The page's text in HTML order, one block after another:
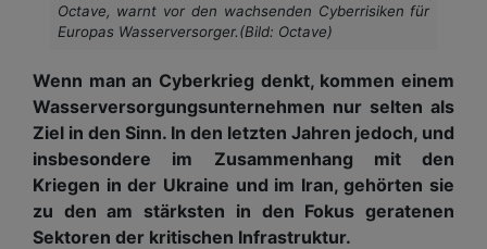
Octave, warnt vor den wachsenden Cyberrisiken für
Europas Wasserversorger.(Bild: Octave)
Wenn man an Cyberkrieg denkt, kommen einem
Wasserversorgungsunternehmen nur selten als
Ziel in den Sinn. In den letzten Jahren jedoch, und
insbesondere im Zusammenhang mit den
Kriegen in der Ukraine und im Iran, gehörten sie
zu den am stärksten in den Fokus geratenen
Sektoren der kritischen Infrastruktur.